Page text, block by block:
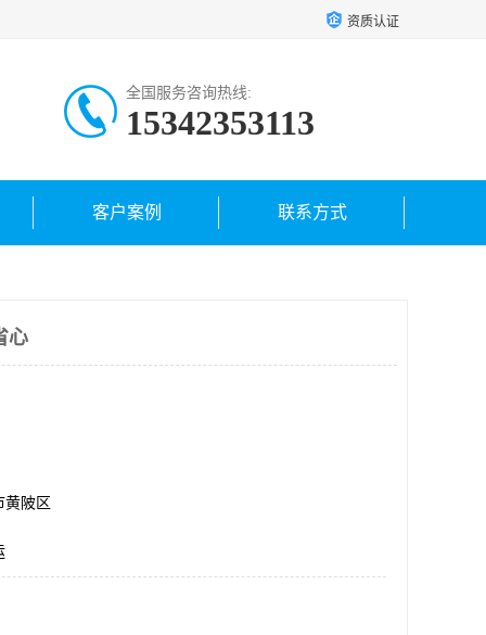
资质认证
全国服务咨询热线:
15342353113
客户案例 联系方式
心
黄陂区